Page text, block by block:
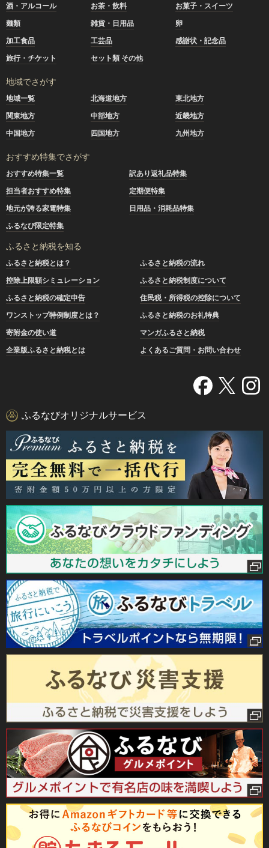
酒・アルコール
お茶・飲料
お菓子・スイーツ
麺類
雑貨・日用品
卵
加工食品
工芸品
感謝状・記念品
旅行・チケット
セット類 その他
地域でさがす
地域一覧 北海道地方
東北地方
関東地方
中部地方
近畿地方
中国地方
四国地方 九州地方
おすすめ特集でさがす
おすすめ特集一覧
訳あり返礼品特集
担当者おすすめ特集
定期便特集
地元が誇る家電特集
日用品・消耗品特集
ふるなび限定特集
ふるさと納税を知る
ふるさと納税とは？
ふるさと納税の流れ
控除上限額シミュレーション
ふるさと納税制度について
ふるさと納税の確定申告
住民税・所得税の控除について
ワンストップ特例制度とは？
ふるさと納税のお礼特典
寄附金の使い道
マンガふるさと納税
企業版ふるさと納税とは
よくあるご質問・お問い合わせ
ふるなびオリジナルサービス